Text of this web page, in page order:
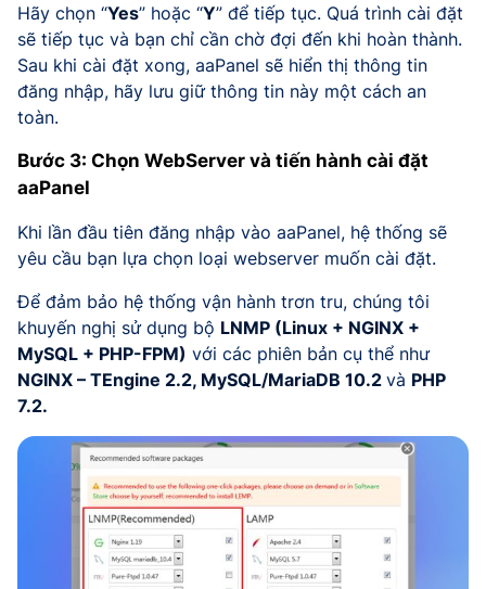
Hãy chọn “Yes” hoặc “Y” để tiếp tục. Quá trình cài đặt
sẽ tiếp tục và bạn chỉ cần chờ đợi đến khi hoàn thành.
Sau khi cài đặt xong, aaPanel sẽ hiển thị thông tin
đăng nhập, hãy lưu giữ thông tin này một cách an
toàn.
Bước 3: Chọn WebServer và tiến hành cài đặt
aaPanel
Khi lần đầu tiên đăng nhập vào aaPanel, hệ thống sẽ
yêu cầu bạn lựa chọn loại webserver muốn cài đặt.
Để đảm bảo hệ thống vận hành trơn tru, chúng tôi
khuyến nghị sử dụng bộ LNMP (Linux + NGINX +
MySQL + PHP-FPM) với các phiên bản cụ thể như
NGINX – TEngine 2.2, MySQL/MariaDB 10.2 và PHP
7.2.